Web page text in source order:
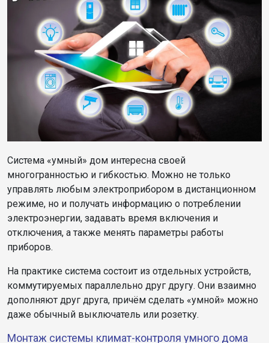
Система «умный» дом интересна своей
многогранностью и гибкостью. Можно не только
управлять любым электроприбором в дистанционном
режиме, но и получать информацию о потреблении
электроэнергии, задавать время включения и
отключения, а также менять параметры работы
приборов.
На практике система состоит из отдельных устройств,
коммутируемых параллельно друг другу. Они взаимно
дополняют друг друга, причём сделать «умной» можно
даже обычный выключатель или розетку.
Монтаж системы климат-контроля умного дома